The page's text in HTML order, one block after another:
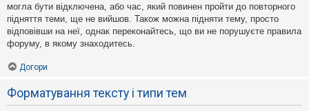
могла бути відключена, або час, який повинен пройти до повторного
підняття теми, ще не вийшов. Також можна підняти тему, просто
відповівши на неї, однак переконайтесь, що ви не порушуєте правила
форуму, в якому знаходитесь.
Догори
Форматування тексту і типи тем